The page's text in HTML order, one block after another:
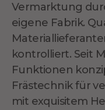
Vermarktung
eigene Fabrik.
kontrolliert. Seit
Funktionen
Frästechnik für
mit exquisitem